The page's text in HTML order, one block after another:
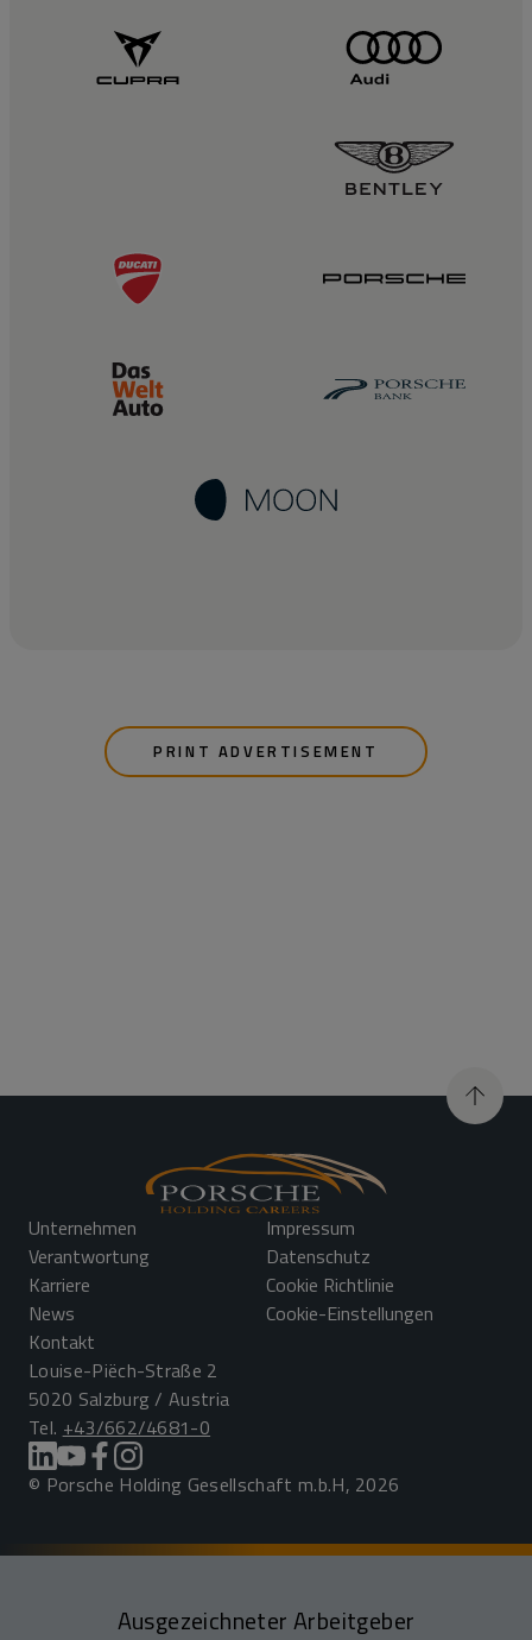
PRINT ADVERTISEMENT
Unternehmen
Verantwortung
Karriere
News
Kontakt
Impressum
Datenschutz
Cookie Richtlinie
Cookie-Einstellungen
Louise-Piëch-Straße 2
5020 Salzburg / Austria
Tel. +43/662/4681-0
© Porsche Holding Gesellschaft m.b.H, 2026
Ausgezeichneter Arbeitgeber